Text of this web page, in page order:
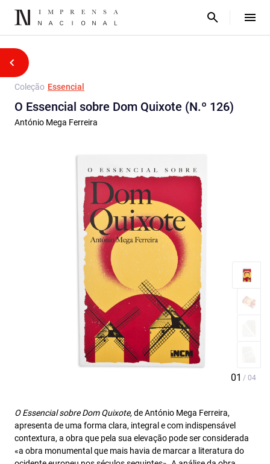
Coleção Essencial
O Essencial sobre Dom Quixote (N.º 126)
António Mega Ferreira
O Essencial sobre Dom Quixote,de António Mega Ferreira,
apresenta de uma forma clara, integral e com indispensável
contextura, a obra que pela sua elevação pode ser considerada
«a obra monumental que mais havia de marcar a literatura do